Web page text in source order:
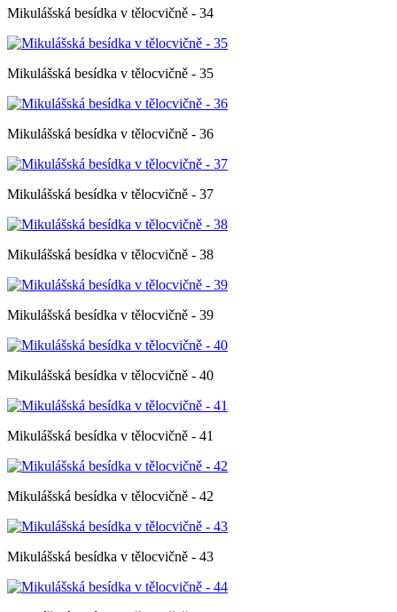
Mikulášská besídka v tělocvičně - 34
Mikulášská besídka v tělocvičně - 35
Mikulášská besídka v tělocvičně - 36
Mikulášská besídka v tělocvičně - 37
Mikulášská besídka v tělocvičně - 38
Mikulášská besídka v tělocvičně - 39
Mikulášská besídka v tělocvičně - 40
Mikulášská besídka v tělocvičně - 41
Mikulášská besídka v tělocvičně - 42
Mikulášská besídka v tělocvičně - 43